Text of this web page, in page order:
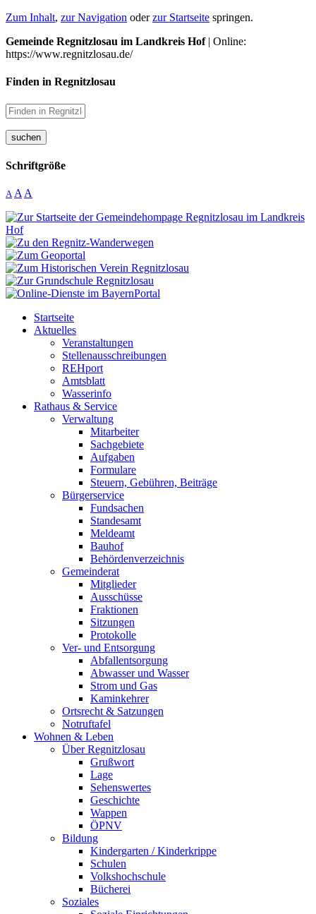
Zum Inhalt, zur Navigation oderzur Startseite springen.
Gemeinde Regnitzlosau im Landkreis Hof| Online:
https://www.regnitzlosau.de/
Finden in Regnitzlosau
suchen
Schriftgröße
A A A
Startseite
Aktuelles
Veranstaltungen
Stellenausschreibungen
REHport
Amtsblatt
Wasserinfo
Rathaus & Service
Verwaltung
Mitarbeiter
Sachgebiete
Aufgaben
Formulare
Steuern, Gebühren, Beiträge
Bürgerservice
Fundsachen
Standesamt
Meldeamt
Bauhof
Behördenverzeichnis
Gemeinderat
Mitglieder
Ausschüsse
Fraktionen
Sitzungen
Protokolle
Ver- und Entsorgung
Abfallentsorgung
Abwasser und Wasser
Strom und Gas
Kaminkehrer
Ortsrecht & Satzungen
Notruftafel
Wohnen & Leben
Über Regnitzlosau
Grußwort
Lage
Sehenswertes
Geschichte
Wappen
ÖPNV
Bildung
Kindergarten / Kinderkrippe
Schulen
Volkshochschule
Bücherei
Soziales